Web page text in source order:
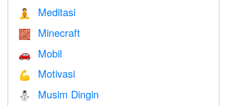
🧘 Meditasi
🧱 Minecraft
🚗 Mobil
💪 Motivasi
⛄ Musim Dingin